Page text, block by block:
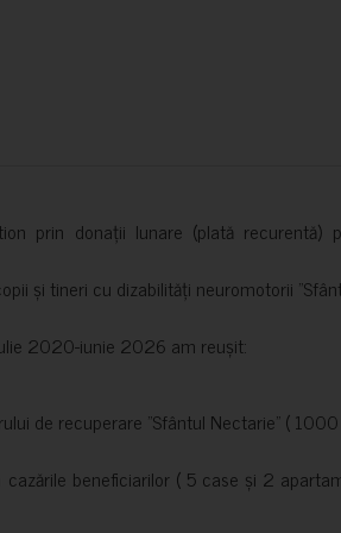
prin donații lunare (plată recurentă)
și tineri cu dizabilități neuromotorii
2020-iunie 2026 am reușit:
de recuperare ”Sfântul Nectarie” (
cazările beneficiarilor ( 5 case și 2